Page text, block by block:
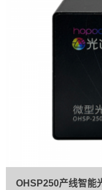
OHSP250产线智能